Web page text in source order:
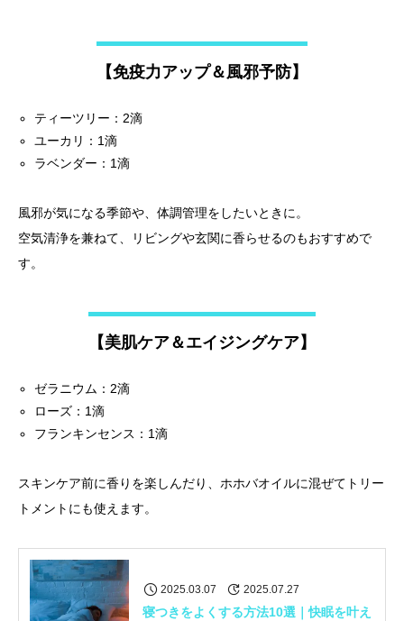
【免疫力アップ＆風邪予防】
ティーツリー：2滴
ユーカリ：1滴
ラベンダー：1滴
風邪が気になる季節や、体調管理をしたいときに。
空気清浄を兼ねて、リビングや玄関に香らせるのもおすすめで
す。
【美肌ケア＆エイジングケア】
ゼラニウム：2滴
ローズ：1滴
フランキンセンス：1滴
スキンケア前に香りを楽しんだり、ホホバオイルに混ぜてトリー
トメントにも使えます。
2025.03.07 2025.07.27
寝つきをよくする方法10選｜快眠を叶え